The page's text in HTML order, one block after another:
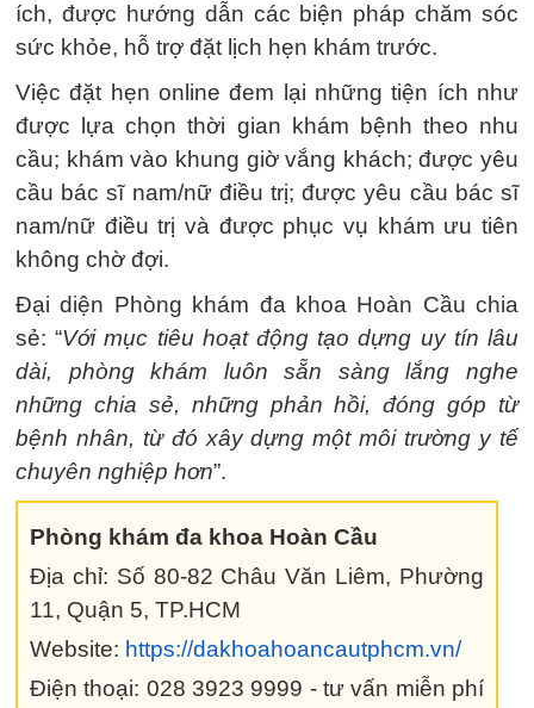
ích, được hướng dẫn các biện pháp chăm sóc
sức khỏe, hỗ trợ đặt lịch hẹn khám trước.
Việc đặt hẹn online đem lại những tiện ích như
được lựa chọn thời gian khám bệnh theo nhu
cầu; khám vào khung giờ vắng khách; được yêu
cầu bác sĩ nam/nữ điều trị; được yêu cầu bác sĩ
nam/nữ điều trị và được phục vụ khám ưu tiên
không chờ đợi.
Đại diện Phòng khám đa khoa Hoàn Cầu chia
sẻ: “Với mục tiêu hoạt động tạo dựng uy tín lâu
dài, phòng khám luôn sẵn sàng lắng nghe
những chia sẻ, những phản hồi, đóng góp từ
bệnh nhân, từ đó xây dựng một môi trường y tế
chuyên nghiệp hơn”.
Phòng khám đa khoa Hoàn Cầu
Địa chỉ: Số 80-82 Châu Văn Liêm, Phường
11, Quận 5, TP.HCM
Website: https://dakhoahoancautphcm.vn/
Điện thoại: 028 3923 9999 - tư vấn miễn phí